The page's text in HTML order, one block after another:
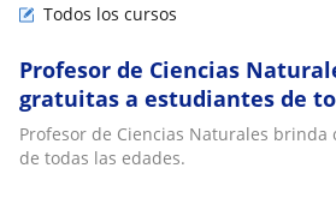
Todos los cursos
Profesor de Ciencias
gratuitas a estudiantes de
Profesor de Ciencias Naturales brinda
de todas las edades.